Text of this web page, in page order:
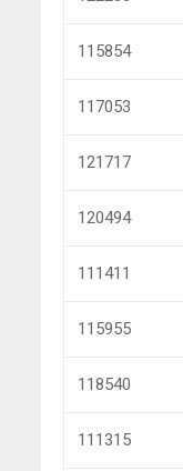
115854
117053
121717
120494
111411
115955
118540
111315